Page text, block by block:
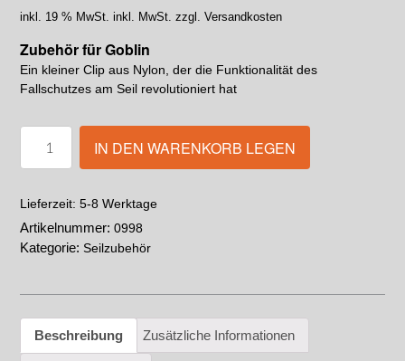
inkl. 19 % MwSt. inkl. MwSt. zzgl. Versandkosten
Zubehör für Goblin
Ein kleiner Clip aus Nylon, der die Funktionalität des
Fallschutzes am Seil revolutioniert hat
IN DEN WARENKORB LEGEN
Lieferzeit: 5-8 Werktage
Artikelnummer: 0998
Kategorie: Seilzubehör
Beschreibung Zusätzliche Informationen